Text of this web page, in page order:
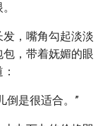
，嘴角勾起淡淡
，带着妩媚的眼
倒是很适合。”